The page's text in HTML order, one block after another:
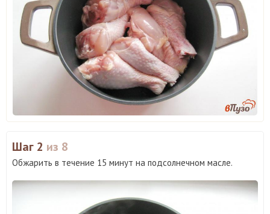
Шаг 2 из 8
Обжарить в течение 15 минут на подсолнечном масле.